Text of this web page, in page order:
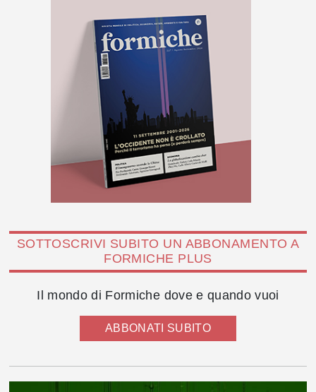
SOTTOSCRIVI SUBITO UN ABBONAMENTO A
FORMICHE PLUS
Il mondo di Formiche dove e quando vuoi
ABBONATI SUBITO